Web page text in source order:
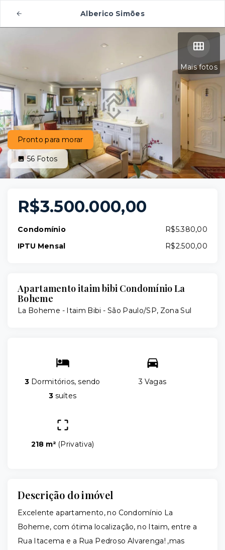
Alberico Simões
Mais fotos
Pronto para morar
56 Fotos
R$3.500.000,00
Condomínio
R$5.380,00
IPTU Mensal
R$2.500,00
Apartamento itaim bibi Condomínio La
Boheme
La Boheme - Itaim Bibi - São Paulo/SP, Zona Sul
3 Dormitórios, sendo
3suítes
3 Vagas
218 m² (Privativa)
Descrição do imóvel
Excelente apartamento, no Condomínio La
Boheme, com ótima localização, no Itaim, entre a
Rua Itacema e a Rua Pedroso Alvarenga! ,mas